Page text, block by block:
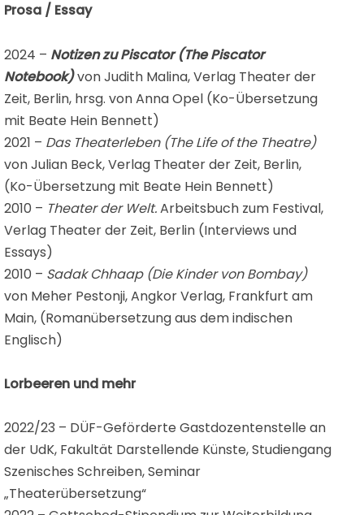
Prosa / Essay
2024 – Notizen zu Piscator (The Piscator
Notebook)von Judith Malina, Verlag Theater der
Zeit, Berlin, hrsg. von Anna Opel (Ko-Übersetzung
mit Beate Hein Bennett)
2021 – Das Theaterleben (The Life of the Theatre)
von Julian Beck, Verlag Theater der Zeit, Berlin,
(Ko-Übersetzung mit Beate Hein Bennett)
2010 – Theater der Welt.Arbeitsbuch zum Festival,
Verlag Theater der Zeit, Berlin (Interviews und
Essays)
2010 – Sadak Chhaap (Die Kinder von Bombay)
von Meher Pestonji, Angkor Verlag, Frankfurt am
Main, (Romanübersetzung aus dem indischen
Englisch)
Lorbeeren und mehr
2022/23 – DÜF-Geförderte Gastdozentenstelle an
der UdK, Fakultät Darstellende Künste, Studiengang
Szenisches Schreiben, Seminar
„Theaterübersetzung“